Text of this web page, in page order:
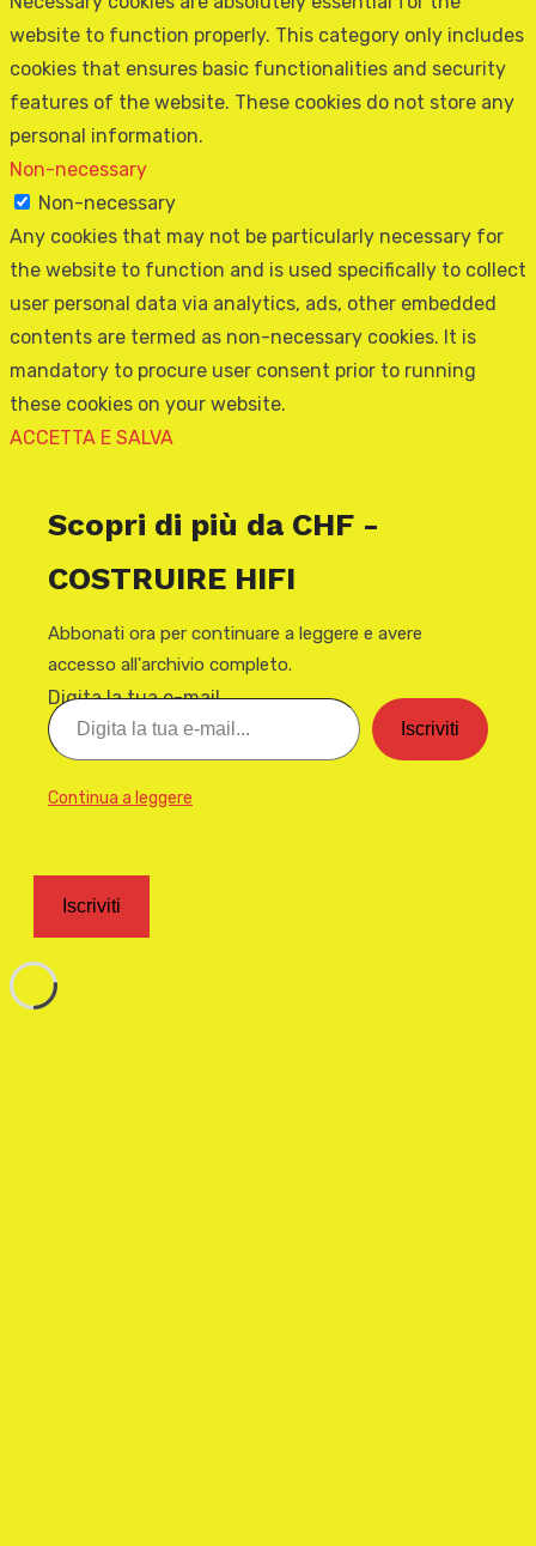
website to function properly. This category only includes
cookies that ensures basic functionalities and security
features of the website. These cookies do not store any
personal information.
Non-necessary
Non-necessary
Any cookies that may not be particularly necessary for
the website to function and is used specifically to collect
user personal data via analytics, ads, other embedded
contents are termed as non-necessary cookies. It is
mandatory to procure user consent prior to running
these cookies on your website.
ACCETTA E SALVA
Scopri di più da CHF -
COSTRUIRE HIFI
Abbonati ora per continuare a leggere e avere
accesso all'archivio completo.
Digita la tua e-mail...
Iscriviti
Continua a leggere
Iscriviti